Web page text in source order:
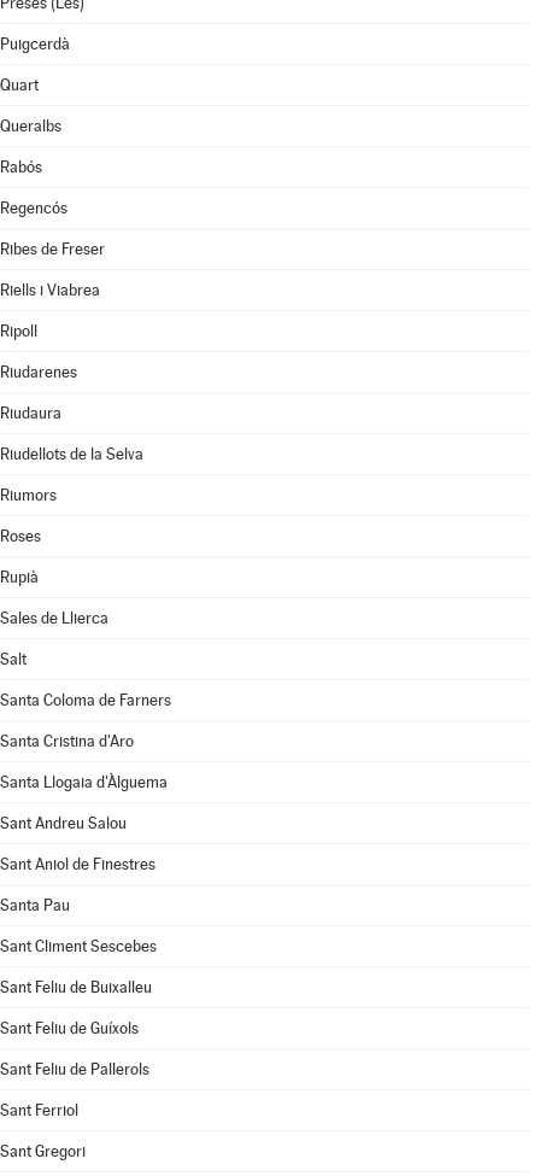
Puigcerdà
Quart
Queralbs
Rabós
Regencós
Ribes de Freser
Riells i Viabrea
Ripoll
Riudarenes
Riudaura
Riudellots de la Selva
Riumors
Roses
Rupià
Sales de Llierca
Salt
Santa Coloma de Farners
Santa Cristina d'Aro
Santa Llogaia d'Àlguema
Sant Andreu Salou
Sant Aniol de Finestres
Santa Pau
Sant Climent Sescebes
Sant Feliu de Buixalleu
Sant Feliu de Guíxols
Sant Feliu de Pallerols
Sant Ferriol
Sant Gregori